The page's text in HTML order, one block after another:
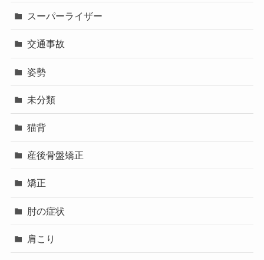
スーパーライザー
交通事故
姿勢
未分類
猫背
産後骨盤矯正
矯正
肘の症状
肩こり